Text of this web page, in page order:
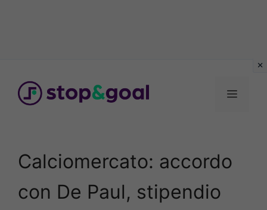
contenuto
Menu
Calciomercato: accordo
con De Paul, stipendio